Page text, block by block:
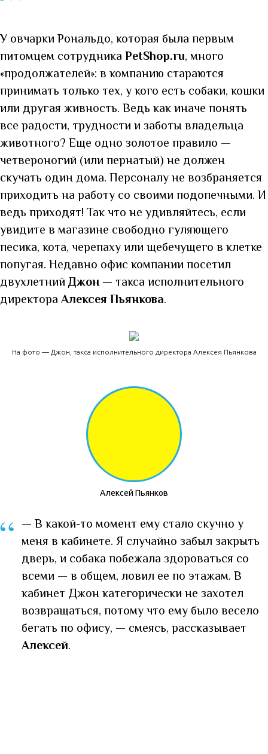
У овчарки Рональдо, которая была первым
питомцем сотрудника PetShop.ru, много
«продолжателей»: в компанию стараются
принимать только тех, у кого есть собаки, кошки
или другая живность. Ведь как иначе понять
все радости, трудности и заботы владельца
животного? Еще одно золотое правило —
четвероногий (или пернатый) не должен
скучать один дома. Персоналу не возбраняется
приходить на работу со своими подопечными. И
ведь приходят! Так что не удивляйтесь, если
увидите в магазине свободно гуляющего
песика, кота, черепаху или щебечущего в клетке
попугая. Недавно офис компании посетил
двухлетний Джон — такса исполнительного
директора Алексея Пьянкова.
На фото — Джон, такса исполнительного директора Алексея Пьянкова
Алексей Пьянков
— В какой-то момент ему стало скучно у
меня в кабинете. Я случайно забыл закрыть
дверь, и собака побежала здороваться со
всеми — в общем, ловил ее по этажам. В
кабинет Джон категорически не захотел
возвращаться, потому что ему было весело
бегать по офису, — смеясь, рассказывает
Алексей.